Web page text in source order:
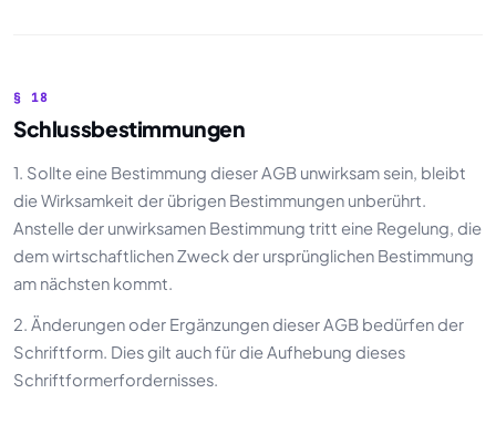
§ 18
Schlussbestimmungen
1. Sollte eine Bestimmung dieser AGB unwirksam sein, bleibt
die Wirksamkeit der übrigen Bestimmungen unberührt.
Anstelle der unwirksamen Bestimmung tritt eine Regelung, die
dem wirtschaftlichen Zweck der ursprünglichen Bestimmung
am nächsten kommt.
2. Änderungen oder Ergänzungen dieser AGB bedürfen der
Schriftform. Dies gilt auch für die Aufhebung dieses
Schriftformerfordernisses.